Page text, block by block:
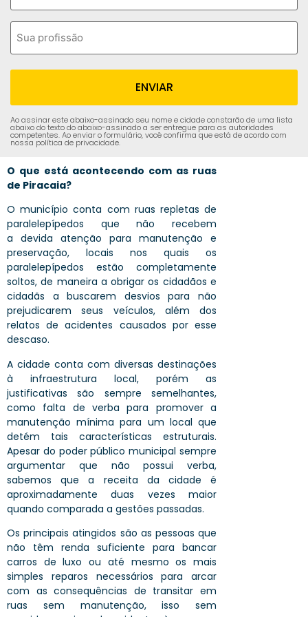
Ao assinar este abaixo-assinado seu nome e cidade constarão de uma lista
abaixo do texto do abaixo-assinado a ser entregue para as autoridades
competentes. Ao enviar o formulário, você confirma que está de acordo com
nossa política de privacidade.
O que está acontecendo com as ruas
de Piracaia?
O município conta com ruas repletas de
paralelepípedos que não recebem
a devida atenção para manutenção e
preservação, locais nos quais os
paralelepípedos estão completamente
soltos, de maneira a obrigar os cidadãos e
cidadãs a buscarem desvios para não
prejudicarem seus veículos, além dos
relatos de acidentes causados por esse
descaso.
A cidade conta com diversas destinações
à infraestrutura local, porém as
justificativas são sempre semelhantes,
como falta de verba para promover a
manutenção mínima para um local que
detém tais características estruturais.
Apesar do poder público municipal sempre
argumentar que não possui verba,
sabemos que a receita da cidade é
aproximadamente duas vezes maior
quando comparada a gestões passadas.
Os principais atingidos são as pessoas que
não têm renda suficiente para bancar
carros de luxo ou até mesmo os mais
simples reparos necessários para arcar
com as consequências de transitar em
ruas sem manutenção,isso sem